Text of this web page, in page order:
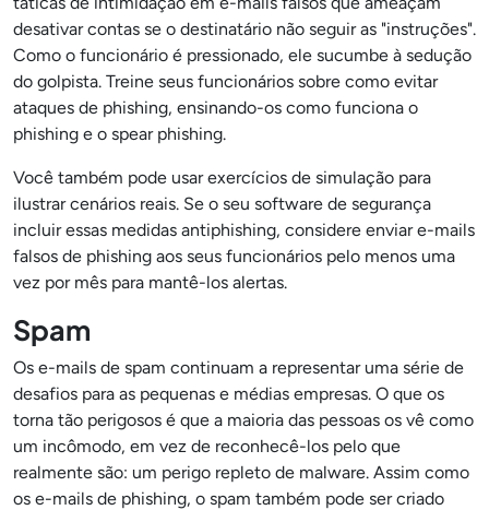
desativar contas se o destinatário não seguir as "instruções".
Como o funcionário é pressionado, ele sucumbe à sedução
do golpista. Treine seus funcionários sobre como evitar
ataques de phishing, ensinando-os como funciona o
phishing e o spear phishing.
Você também pode usar exercícios de simulação para
ilustrar cenários reais. Se o seu software de segurança
incluir essas medidas antiphishing, considere enviar e-mails
falsos de phishing aos seus funcionários pelo menos uma
vez por mês para mantê-los alertas.
Spam
Os e-mails de spam continuam a representar uma série de
desafios para as pequenas e médias empresas. O que os
torna tão perigosos é que a maioria das pessoas os vê como
um incômodo, em vez de reconhecê-los pelo que
realmente são: um perigo repleto de malware. Assim como
os e-mails de phishing, o spam também pode ser criado